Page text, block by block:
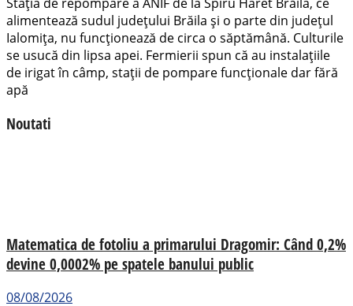
alimentează sudul județului Brăila și o parte din județul
Ialomița, nu funcționează de circa o săptămână. Culturile
se usucă din lipsa apei. Fermierii spun că au instalațiile
de irigat în câmp, stații de pompare funcționale dar fără
apă
Noutati
Matematica de fotoliu a primarului Dragomir: Când 0,2%
devine 0,0002% pe spatele banului public
08/08/2026